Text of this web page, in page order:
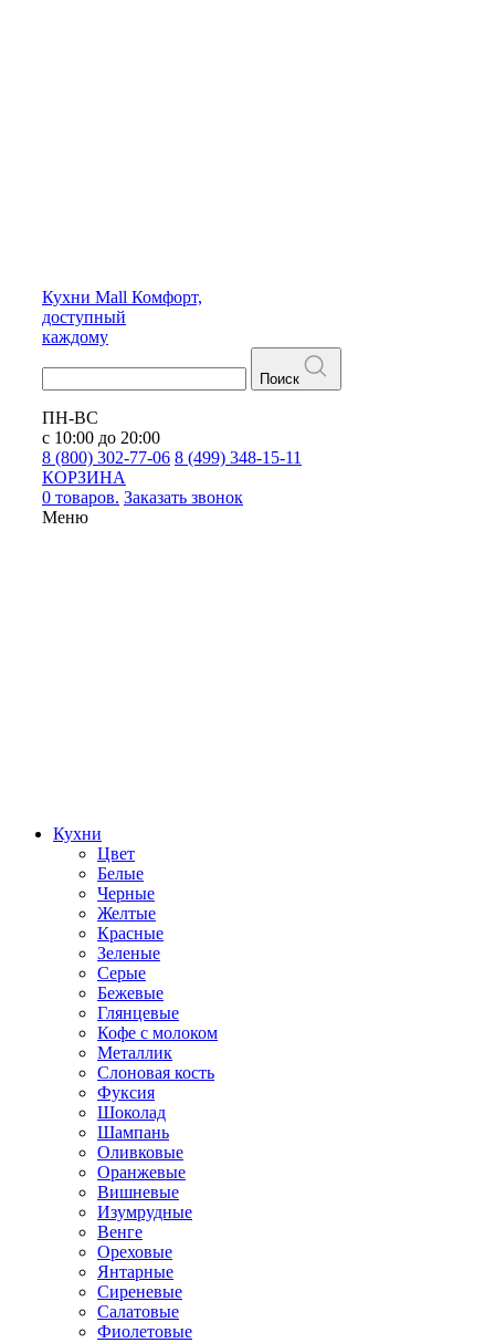
Кухни Mall Комфорт,
доступный
каждому
Поиск
ПН-ВС
с 10:00 до 20:00
8 (800) 302-77-06 8 (499) 348-15-11
КОРЗИНА
0 товаров. Заказать звонок
Меню
Кухни
Цвет
Белые
Черные
Желтые
Красные
Зеленые
Серые
Бежевые
Глянцевые
Кофе с молоком
Металлик
Слоновая кость
Фуксия
Шоколад
Шампань
Оливковые
Оранжевые
Вишневые
Изумрудные
Венге
Ореховые
Янтарные
Сиреневые
Салатовые
Фиолетовые